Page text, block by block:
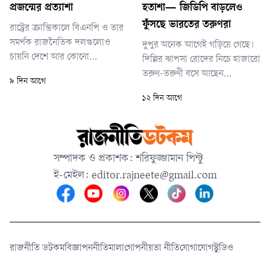
প্রজন্মের প্রত্যাশা
রাষ্ট্রের ক্রান্তিকালে বিএনপি ও তার
সমর্থক রাজনৈতিক দলগুলোও
চায়নি দেশে আর কোনো
যাকে কেন্দ্র করে নতুন কোনো
৯ দিন আগে
হতাশা— জিডিপি বাড়লেও
ফুঁসছে ভারতের তরুণরা
দুপুর অনেক আগেই গড়িয়ে গেছে।
দিল্লির ঝাপসা রোদের নিচে হাজারো
তরুণ-তরুণী বসে আছেন
ধরে চলা এই আন্দোলন গতকাল
ককরোচ জনতা পার্টি (সিজেপি)
শিক্ষামন্ত্রী ধর্মেন্দ্র প্রধানের পদত্যাগের
দাবিতে সরকারকে চাপে ফেলতে
দেশব্যাপী আন্দোলনের ডাক দেয়।
১২ দিন আগে
সম্পাদক ও প্রকাশক: শরিফুজ্জামান পিন্টু
ই-মেইল: editor.rajneete@gmail.com
রাজনীতি ডটকমবিজ্ঞাপননীতিমালাগোপনীয়তা নীতিযোগাযোগস্টুডিও